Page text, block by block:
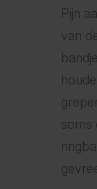
Pijn
van
soms